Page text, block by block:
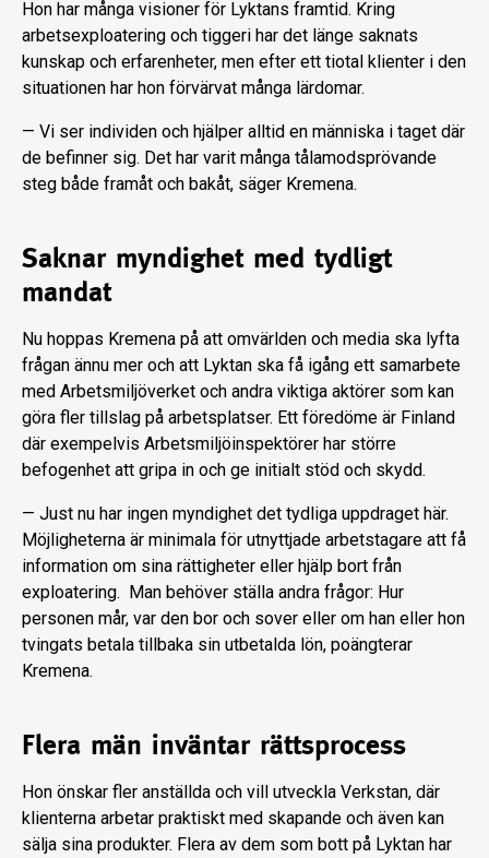
Hon har många visioner för Lyktans framtid. Kring
arbetsexploatering och tiggeri har det länge saknats
kunskap och erfarenheter, men efter ett tiotal klienter i den
situationen har hon förvärvat många lärdomar.
— Vi ser individen och hjälper alltid en människa i taget där
de befinner sig. Det har varit många tålamodsprövande
steg både framåt och bakåt, säger Kremena.
Saknar myndighet med tydligt
mandat
Nu hoppas Kremena på att omvärlden och media ska lyfta
frågan ännu mer och att Lyktan ska få igång ett samarbete
med Arbetsmiljöverket och andra viktiga aktörer som kan
göra fler tillslag på arbetsplatser. Ett föredöme är Finland
där exempelvis Arbetsmiljöinspektörer har större
befogenhet att gripa in och ge initialt stöd och skydd.
— Just nu har ingen myndighet det tydliga uppdraget här.
Möjligheterna är minimala för utnyttjade arbetstagare att få
information om sina rättigheter eller hjälp bort från
exploatering. Man behöver ställa andra frågor: Hur
personen mår, var den bor och sover eller om han eller hon
tvingats betala tillbaka sin utbetalda lön, poängterar
Kremena.
Flera män inväntar rättsprocess
Hon önskar fler anställda och vill utveckla Verkstan, där
klienterna arbetar praktiskt med skapande och även kan
sälja sina produkter. Flera av dem som bott på Lyktan har